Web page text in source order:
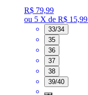
R$ 79,99
ou 5 X de R$ 15,99
33/34
35
36
37
38
39/40